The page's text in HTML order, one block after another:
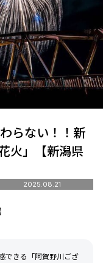
らない！！新
火」【新潟県
2025.08.21
できる「阿賀野川ござ